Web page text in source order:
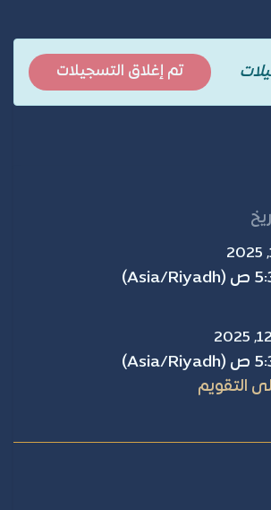
تم إغلاق التسجيلات
ص (
Asia/Riyadh
)
ص (
Asia/Riyadh
)
التقويم